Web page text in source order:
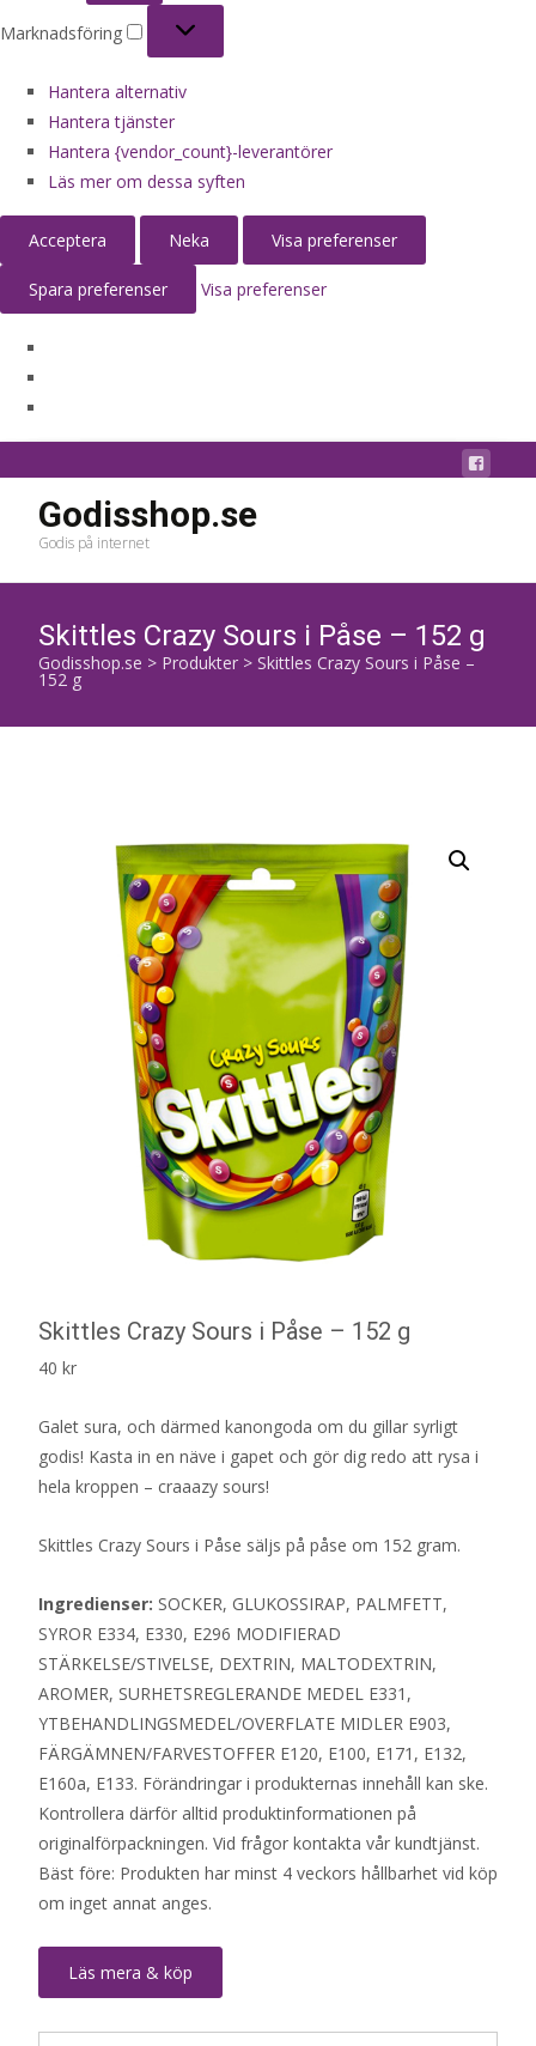
Marknadsföring
Hantera alternativ
Hantera tjänster
Hantera {vendor_count}-leverantörer
Läs mer om dessa syften
Acceptera Neka Visa preferenser
Spara preferenser Visa preferenser
Godisshop.se
Godis på internet
Skittles Crazy Sours i Påse – 152 g
Godisshop.se > Produkter > Skittles Crazy Sours i Påse –
152 g
Skittles Crazy Sours i Påse – 152 g
40 kr
Galet sura, och därmed kanongoda om du gillar syrligt
godis! Kasta in en näve i gapet och gör dig redo att rysa i
hela kroppen – craaazy sours!
Skittles Crazy Sours i Påse säljs på påse om 152 gram.
Ingredienser: SOCKER, GLUKOSSIRAP, PALMFETT,
SYROR E334, E330, E296 MODIFIERAD
STÄRKELSE/STIVELSE, DEXTRIN, MALTODEXTRIN,
AROMER, SURHETSREGLERANDE MEDEL E331,
YTBEHANDLINGSMEDEL/OVERFLATE MIDLER E903,
FÄRGÄMNEN/FARVESTOFFER E120, E100, E171, E132,
E160a, E133. Förändringar i produkternas innehåll kan ske.
Kontrollera därför alltid produktinformationen på
originalförpackningen. Vid frågor kontakta vår kundtjänst.
Bäst före: Produkten har minst 4 veckors hållbarhet vid köp
om inget annat anges.
Läs mera & köp